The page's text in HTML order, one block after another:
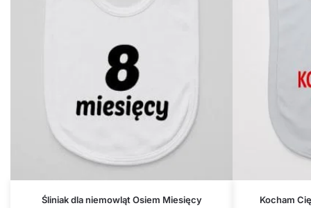
Śliniak dla niemowląt Osiem Miesięcy Kocham